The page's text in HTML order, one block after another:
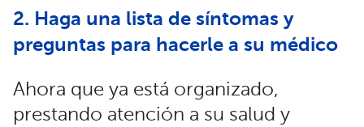
2. Haga una lista de síntomas y
preguntas para hacerle a su médico
Ahora que ya está organizado,
prestando atención a su salud y